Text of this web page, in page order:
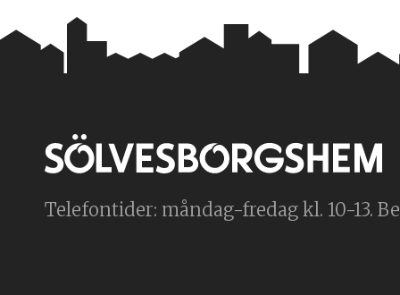
Telefontider: måndag-fredag kl. 10-13.